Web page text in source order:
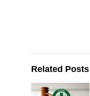
Related Posts